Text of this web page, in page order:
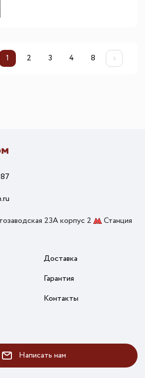
1 2 3 4 8
23А корпус 2
Станция
Доставка
Гарантия
Контакты
Написать нам